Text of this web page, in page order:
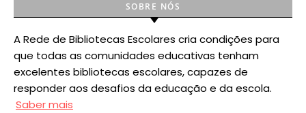
SOBRE NÓS
A Rede de Bibliotecas Escolares cria condições para
que todas as comunidades educativas tenham
excelentes bibliotecas escolares, capazes de
responder aos desafios da educação e da escola.
Saber mais